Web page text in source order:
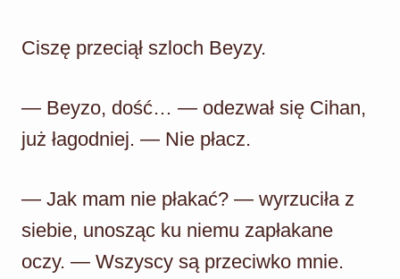
Ciszę przeciął szloch Beyzy.
— Beyzo, dość… — odezwał się Cihan,
już łagodniej. — Nie płacz.
— Jak mam nie płakać? — wyrzuciła z
siebie, unosząc ku niemu zapłakane
oczy. — Wszyscy są przeciwko mnie.